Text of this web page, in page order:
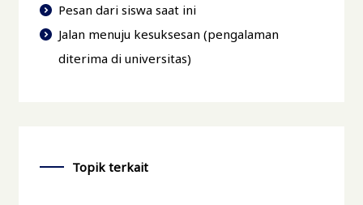
Pesan dari siswa saat ini
Jalan menuju kesuksesan (pengalaman
diterima di universitas)
Topik terkait